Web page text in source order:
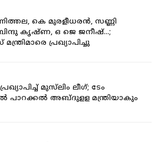
കെ മുരളീധരന്‍, സണ്ണി
കൃഷ്ണ, ഒ ജെ ജനീഷ്…;
പ്രഖ്യാപിച്ചു
മുസ്‌ലിം ലീഗ്; ടേം
പാറക്കല്‍ അബ്ദുളള മന്ത്രിയാകും